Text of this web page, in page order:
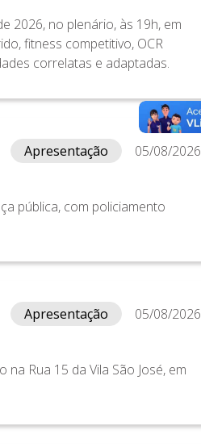
2026, no plenário, às 19h, em
fitness competitivo, OCR
correlatas e adaptadas.
Apresentação
05/08/2026
pública, com policiamento
Apresentação
05/08/2026
Rua 15 da Vila São José, em